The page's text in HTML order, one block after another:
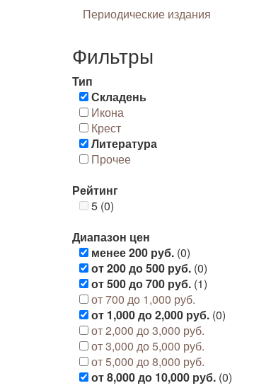
Периодические издания
Фильтры
Тип
Складень
Икона
Крест
Литература
Прочее
Рейтинг
5 (0)
Диапазон цен
менее 200 руб. (0)
от 200 до 500 руб. (0)
от 500 до 700 руб. (1)
от 700 до 1,000 руб.
от 1,000 до 2,000 руб. (0)
от 2,000 до 3,000 руб.
от 3,000 до 5,000 руб.
от 5,000 до 8,000 руб.
от 8,000 до 10,000 руб. (0)